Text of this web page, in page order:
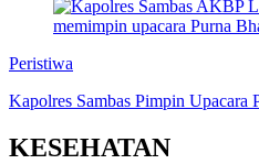
Peristiwa
Kapolres Sambas Pimpin
KESEHATAN